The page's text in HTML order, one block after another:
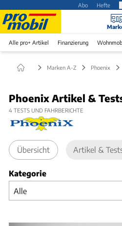
Abo Hefte
Alle pro+ Artikel Finanzierung
Marken A-Z Phoenix
Phoenix Artikel &
4 TESTS UND FAHRBERICHTE
Übersicht Artikel &
Kategorie